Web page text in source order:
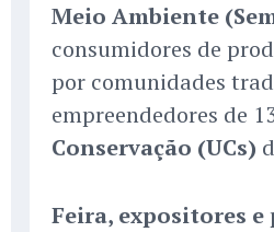
Meio Ambiente
consumidores de
por comunidades
empreendedores de
Conservação (UCs)
Feira, expositores